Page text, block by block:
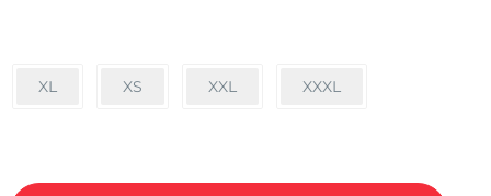
XL XS XXL XXXL